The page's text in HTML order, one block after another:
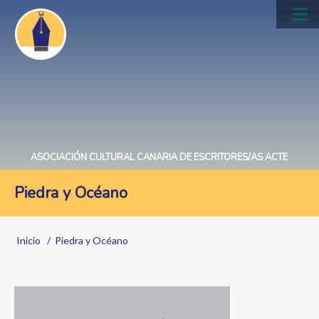
Pasar
contenido
principal
ASOCIACIÓN CULTURAL CANARIA DE ESCRITORES/AS ACTE
Piedra y Océano
Sobrescribir
de
Inicio Piedra y Océano